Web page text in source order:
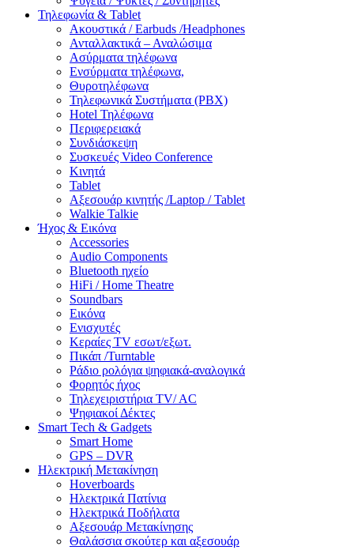
Τηλεφωνία & Tablet
Ακουστικά / Earbuds /Headphones
Ανταλλακτικά – Αναλώσιμα
Ασύρματα τηλέφωνα
Ενσύρματα τηλέφωνα,
Θυροτηλέφωνα
Τηλεφωνικά Συστήματα (PBX)
Hotel Τηλέφωνα
Περιφερειακά
Συνδιάσκεψη
Συσκευές Video Conference
Κινητά
Tablet
Αξεσουάρ κινητής /Laptop / Tablet
Walkie Talkie
Ήχος & Εικόνα
Accessories
Audio Components
Bluetooth ηχείο
HiFi / Home Theatre
Soundbars
Εικόνα
Ενισχυτές
Κεραίες TV εσωτ/εξωτ.
Πικάπ /Turntable
Ράδιο ρολόγια ψηφιακά-αναλογικά
Φορητός ήχος
Τηλεχειριστήρια TV/ AC
Ψηφιακοί Δέκτες
Smart Tech & Gadgets
Smart Home
GPS – DVR
Ηλεκτρική Μετακίνηση
Hoverboards
Ηλεκτρικά Πατίνια
Ηλεκτρικά Ποδήλατα
Αξεσουάρ Μετακίνησης
Θαλάσσια σκούτερ και αξεσουάρ